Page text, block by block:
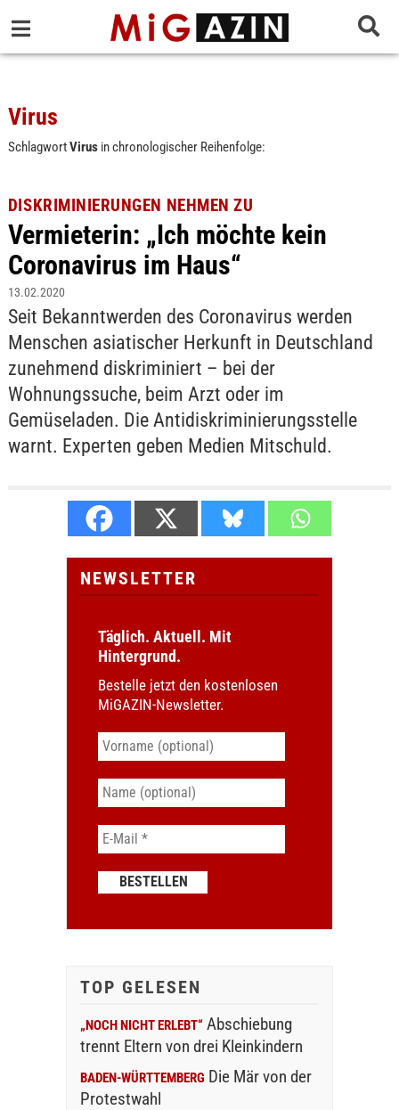
Virus
SchlagwortVirusin chronologischer Reihenfolge:
DISKRIMINIERUNGEN NEHMEN ZU
Vermieterin: „Ich möchte kein
Coronavirus im Haus“
13.02.2020
Seit Bekanntwerden des Coronavirus werden
Menschen asiatischer Herkunft in Deutschland
zunehmend diskriminiert – bei der
Wohnungssuche, beim Arzt oder im
Gemüseladen. Die Antidiskriminierungsstelle
warnt. Experten geben Medien Mitschuld.
NEWSLETTER
Täglich. Aktuell. Mit
Hintergrund.
Bestelle jetzt den kostenlosen
MiGAZIN-Newsletter.
TOP GELESEN
„NOCH NICHT ERLEBT“ Abschiebung
trennt Eltern von drei Kleinkindern
BADEN-WÜRTTEMBERG Die Mär von der
Protestwahl